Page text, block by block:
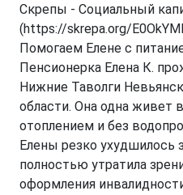
Скрепы - Социальный
(https://skrepa.org/
Помогаем Елене с
Пенсионерка Елена К.
Нижние Таволги
области. Она одна живет
отоплением и без
Елены резко ухудшилось
полностью утратила
оформления